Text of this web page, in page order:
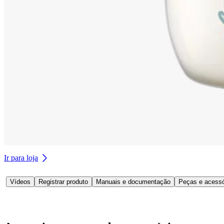
Ir para loja
Vídeos Registrar produto Manuais e documentação Peças e